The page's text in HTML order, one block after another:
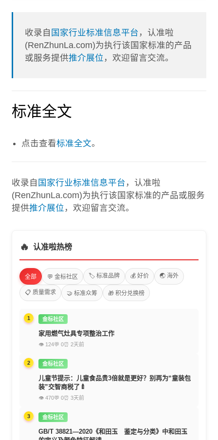
收录自 国家行业标准信息平台 ，认准啦
(RenZhunLa.com)为执行该国家标准的产品
或服务提供推介展位 ，欢迎留言交流。
标准全文
点击查看标准全文。
收录自 国家行业标准信息平台 ，认准啦
(RenZhunLa.com)为执行该国家标准的产品或服务
提供推介展位 ，欢迎留言交流。
🔥 认准啦热榜
全部 💬 金标社区 🏷️ 标准品牌 💰 好价 🌏 海外
📋 质量需求 🤝 标准众筹 🎁 积分兑换榜
1 金标社区
家用燃气灶具专项整治工作
👁 124💬 0⏰ 2天前
2 金标社区
儿童节提示：儿童食品贵3倍就是更好？别再为“童装包
装”交智商税了🍼
👁 470💬 0⏰ 3天前
3 金标社区
GB/T 38821—2020《和田玉 鉴定与分类》中和田玉